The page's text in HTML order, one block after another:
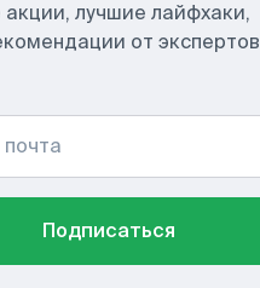
лучшие лайфхаки,
от экспертов
Подписаться